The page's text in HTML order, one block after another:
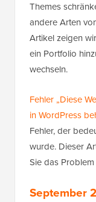
Themes
andere Arten
Artikel zeigen
ein Portfolio
wechseln.
Fehler „Diese
in WordPress
Fehler, der
wurde. Dieser
Sie das
September